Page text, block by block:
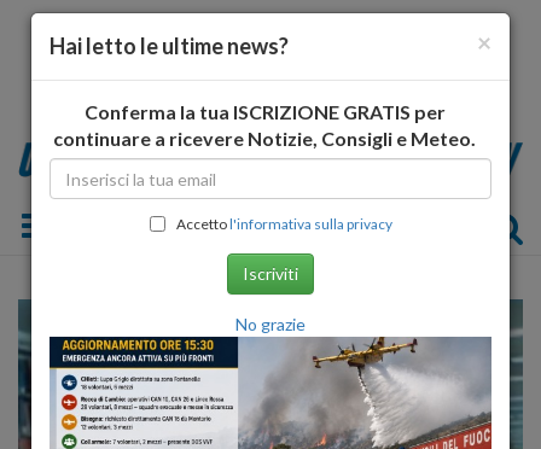
Toggle navigation
×
Hai letto le ultime news?
Conferma la tua ISCRIZIONE GRATIS per
continuare a ricevere Notizie, Consigli e Meteo.
Accettol'informativa sulla privacy
Iscriviti
No grazie